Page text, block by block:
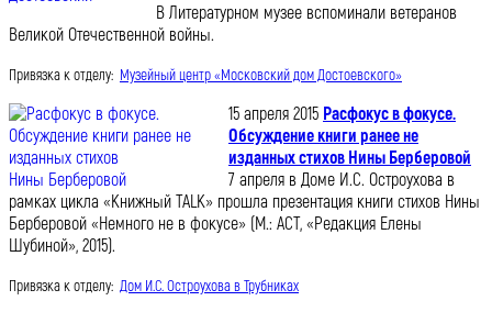
В Литературном музее вспоминали ветеранов
Великой Отечественной войны.
Привязка к отделу: Музейный центр «Московский дом Достоевского»
15 апреля 2015 Расфокус в фокусе.
Обсуждение книги ранее не
изданных стихов Нины Берберовой
7 апреля в Доме И.С. Остроухова в
рамках цикла «Книжный TALK» прошла презентация книги стихов Нины
Берберовой «Немного не в фокусе» (М.: АСТ, «Редакция Елены
Шубиной», 2015).
Привязка к отделу: Дом И.С. Остроухова в Трубниках